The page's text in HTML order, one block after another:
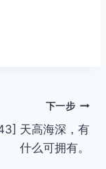
下一步
天高海深，有
什么可拥有。